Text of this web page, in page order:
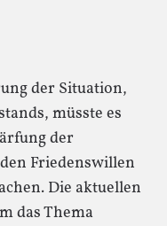
der Situation,
müsste es
der
Friedenswillen
Die aktuellen
das Thema